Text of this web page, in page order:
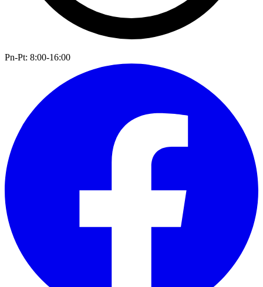
Pn-Pt: 8:00-16:00